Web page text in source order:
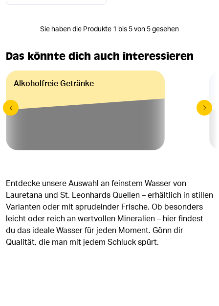
Sie haben die Produkte 1 bis 5 von 5 gesehen
Das könnte dich auch interessieren
Alkoholfreie Getränke
Entdecke unsere Auswahl an feinstem Wasser von
Lauretana und St. Leonhards Quellen – erhältlich in stillen
Varianten oder mit sprudelnder Frische. Ob besonders
leicht oder reich an wertvollen Mineralien – hier findest
du das ideale Wasser für jeden Moment. Gönn dir
Qualität, die man mit jedem Schluck spürt.